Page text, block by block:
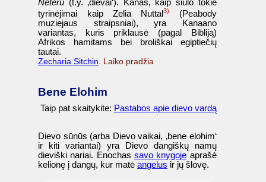
Neteru (t.y. ‚dievai‘). Kanas, kaip siūlo tokie
tyrinėjimai kaip Zelia Nuttal3)
(Peabody
muziejaus straipsniai), yra Kanaano
variantas, kuris priklausė (pagal Bibliją)
Afrikos hamitams bei broliškai egiptiečių
tautai.
Zecharia Sitchin . Laiko pradžia
Bene Elohim
Taip pat skaitykite: Pastabos apie dievo vardą
Dievo sūnūs (arba Dievo vaikai, ‚bene elohim‘
ir kiti variantai) yra Dievo dangiškų namų
dieviški nariai. Enochassavo knygoje aprašė
kelionę į dangų, kur matėangelus ir jų šlovę.